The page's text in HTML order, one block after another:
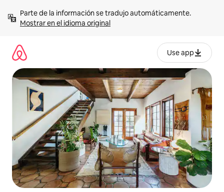
contenidoMostrar en el idioma original
Use app